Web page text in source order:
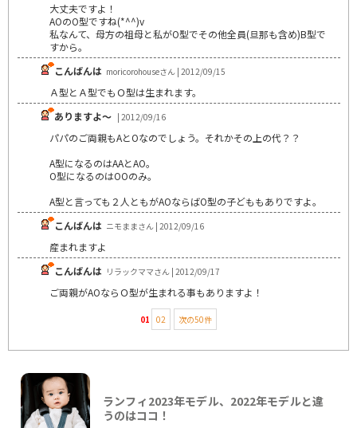
大丈夫ですよ！
AOのO型ですね(*^^)v
私なんて、母方の祖母と私がO型でその他全員(旦那も含め)B型で
すから。
こんばんは moricorohouseさん | 2012/09/15
Ａ型とＡ型でもＯ型は生まれます。
ありますよ～ | 2012/09/16
パパのご両親もAとOなのでしょう。それかその上の代？？
A型になるのはAAとAO。
O型になるのはOOのみ。
A型と言っても２人ともがAOならばO型の子どももありですよ。
こんばんは ニモままさん | 2012/09/16
産まれますよ
こんばんは リラックママさん | 2012/09/17
ご両親がAOならＯ型が生まれる事もありますよ！
01 02 次の50件
ランフィ2023年モデル、2022年モデルと違
うのはココ！